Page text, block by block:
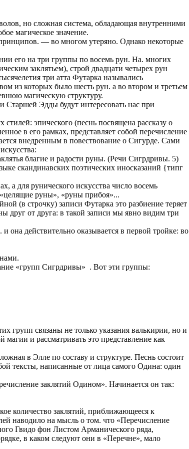
но сложная система, обладающая внутренними
магическое значение.
— во многом утеряно. Однако некоторые
его на три группы по восемь рун. На. многих
заклятьем), строй двадцати четырех рун
три атта Футарка назывались
из которых было шесть рун. а во втором и третьем
магическую структуру.
Старшей Эдды будут интересовать нас при
эпического (песнь посвящена рассказу о
в его рамках, представляет собой перечисление
внедренным в повествование о Сигурде. Сами
благие и радости руны. (Речи Сигрдривы. 5)
скандинавских поэтических иносказаний {типг
а для рунического искусства число восемь
руны», «руны прибоя»...
(в строчку) записи Футарка это разбиение теряет
друг от друга: в такой записи мы явно видим три
она действительно оказывается в первой тройке: во
«групп Сигрдривы» . Вот эти группы:
групп связаны не только указания валькирии, но и
и рассматривать это представление как
в Элле по составу и структуре. Песнь состоит
тексты, написанные от лица самого Одина: один
заклятий Одином». Начинается он так:
количество заклятий, приближающееся к
наводило на мысль о том. что «Перечисление
Гвидо фон Листом Арманического ряда,
в каком следуют они в «Перечне», мало